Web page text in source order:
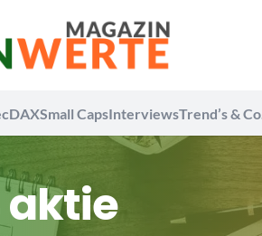
Small CapsInterviewsTrend’s & Co.